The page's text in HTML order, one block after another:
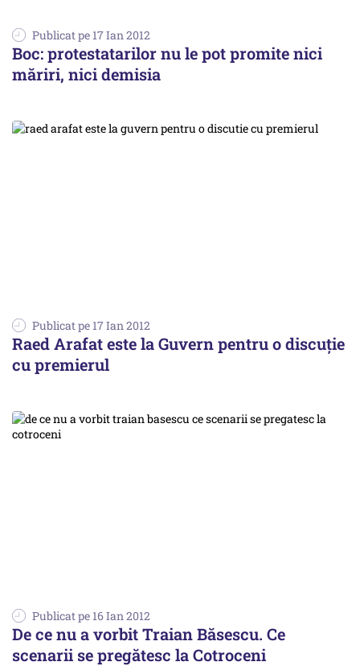
Publicat pe 17 Ian 2012
Boc: protestatarilor nu le pot promite nici
măriri, nici demisia
Publicat pe 17 Ian 2012
Raed Arafat este la Guvern pentru o discuţie
cu premierul
Publicat pe 16 Ian 2012
De ce nu a vorbit Traian Băsescu. Ce
scenarii se pregătesc la Cotroceni